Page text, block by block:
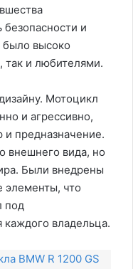
и
было высоко
так и любителями.
Мотоцикл
и агрессивно,
и предназначение.
внешнего вида, но
Были внедрены
элементы, что
под
владельца.
BMW R 1200 GS